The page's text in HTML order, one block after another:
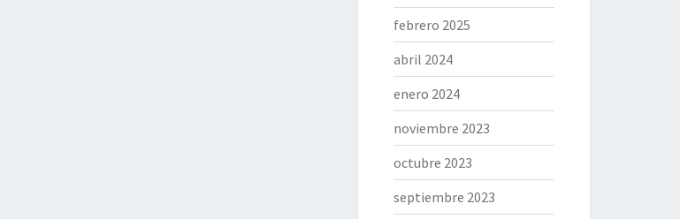
febrero 2025
abril 2024
enero 2024
noviembre 2023
octubre 2023
septiembre 2023